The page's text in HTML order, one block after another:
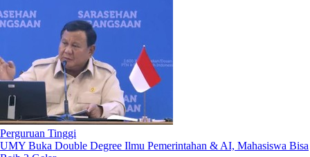
Perguruan Tinggi
UMY Buka Double Degree Ilmu Pemerintahan & AI, Mahasiswa Bisa